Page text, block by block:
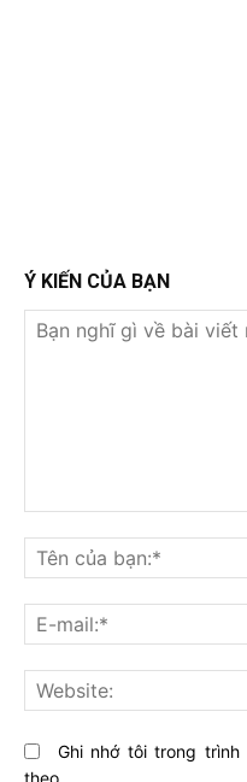
Ý KIẾN CỦA BẠN
nghĩ
gì
về
bài
viết
này?
Ghi nhớ tôi trong